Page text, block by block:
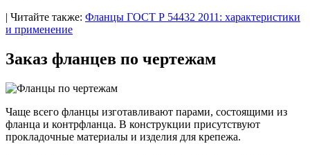
| Читайте также: Фланцы ГОСТ Р 54432 2011: характеристики
и применение
Заказ фланцев по чертежам
Чаще всего фланцы изготавливают парами, состоящими из
фланца и контрфланца. В конструкции присутствуют
прокладочные материалы и изделия для крепежа.